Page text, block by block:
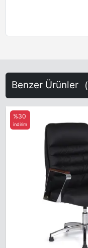
Benzer Ürünler (
%30
indirim